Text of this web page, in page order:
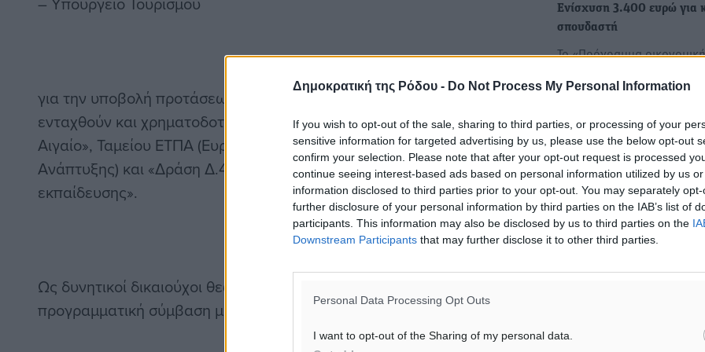
Δημοκρατική της Ρόδου - Do Not Process My Personal Information
If you wish to opt-out of the sale, sharing to third parties, or processing of your
sensitive information for targeted advertising by us, please use the below opt-out
confirm your selection. Please note that after your opt-out request is processed
continue seeing interest-based ads based on personal information utilized by us
information disclosed to third parties prior to your opt-out. You may separately
further disclosure of your personal information by third parties on the IAB’s list of
participants. This information may also be disclosed by us to third parties on the
Downstream Participants that may further disclose it to other third parties.
Personal Data Processing Opt Outs
I want to opt-out of the Sharing of my personal data.
για την υποβολή προτάσεων έργων (πράξεων) προκειμένου να
ενταχθούν και χρηματοδοτηθούν στο πλαίσιο του Προγράμματος «Νότιο
Αιγαίο», Ταμείου ΕΤΠΑ (Ευρωπαϊκoύ Ταμείου Περιφερειακής
Ανάπτυξης) και «Δράση Δ.4.3 Βελτίωση υποδομών επαγγελματικής
εκπαίδευσης».
Ως δυνητικοί δικαιούχοι θεωρούνται και όσοι φορείς έχουν συνάψει
προγραμματική σύμβαση με τους παραπάνω αναφερόμενους.
Ενίσχυση 3.400 ευρώ για
σπουδαστή
To «Πρόγραμμα
Ακαδημιών Εμπορικού
Η Περιφέρεια Νοτίου
ενισχύει με εξοπλισμό
Η Περιφέρεια Νοτίου
πλαίσιο του
έργου προς την…
ευρωπαϊκούς πόρους…